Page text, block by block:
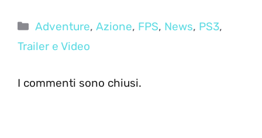
Categorie
Adventure,Azione, FPS, News, PS3,
Trailer e Video
I commenti sono chiusi.